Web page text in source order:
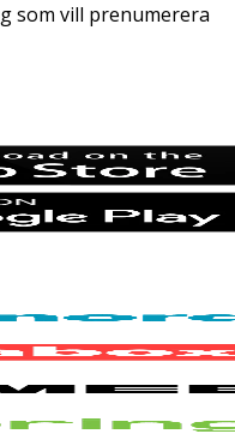
som vill prenumerera